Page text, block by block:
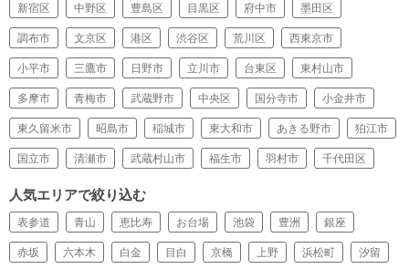
新宿区 中野区 豊島区 目黒区 府中市 墨田区
調布市 文京区 港区 渋谷区 荒川区 西東京市
小平市 三鷹市 日野市 立川市 台東区 東村山市
多摩市 青梅市 武蔵野市 中央区 国分寺市 小金井市
東久留米市 昭島市 稲城市 東大和市 あきる野市 狛江市
国立市 清瀬市 武蔵村山市 福生市 羽村市 千代田区
人気エリアで絞り込む
表参道 青山 恵比寿 お台場 池袋 豊洲 銀座
赤坂 六本木 白金 目白 京橋 上野 浜松町 汐留